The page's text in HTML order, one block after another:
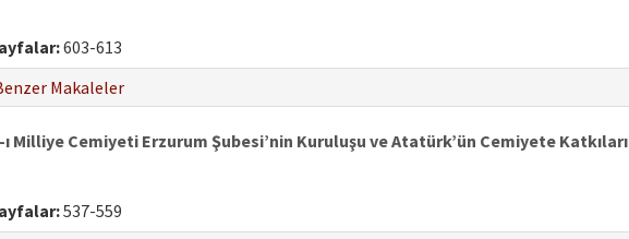
603-613
Makaleler
Milliye Cemiyeti Erzurum Şubesi’nin Kuruluşu ve Atatürk’ün Cemiyete Katkıları
537-559